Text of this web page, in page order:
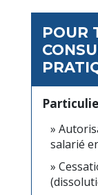
POUR
salarié